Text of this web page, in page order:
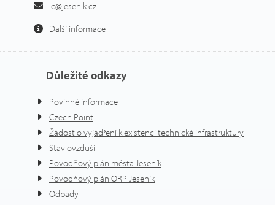
ic@jesenik.cz
Další informace
Důležité odkazy
Povinné informace
Czech Point
Žádost o vyjádření k existenci technické infrastruktury
Stav ovzduší
Povodňový plán města Jeseník
Povodňový plán ORP Jeseník
Odpady